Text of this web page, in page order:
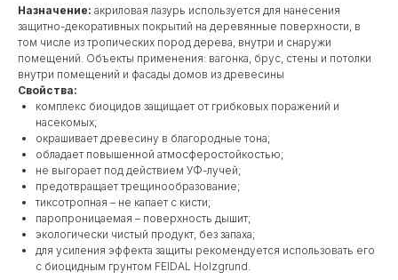
Назначение: акриловая лазурь используется для нанесения
защитно-декоративных покрытий на деревянные поверхности, в
том числе из тропических пород дерева, внутри и снаружи
помещений. Объекты применения: вагонка, брус, стены и потолки
внутри помещений и фасады домов из древесины
Свойства:
комплекс биоцидов защищает от грибковых поражений и
насекомых;
окрашивает древесину в благородные тона;
обладает повышенной атмосферостойкостью;
не выгорает под действием УФ-лучей;
предотвращает трещинообразование;
тиксотропная – не капает с кисти;
паропроницаемая – поверхность дышит;
экологически чистый продукт, без запаха;
для усиления эффекта защиты рекомендуется использовать его
с биоцидным грунтом FEIDAL Holzgrund.